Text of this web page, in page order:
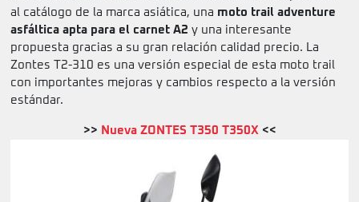
al catálogo de la marca asiática, una moto trail adventure
asfáltica apta para el carnet A2 y una interesante
propuesta gracias a su gran relación calidad precio. La
Zontes T2-310 es una versión especial de esta moto trail
con importantes mejoras y cambios respecto a la versión
estándar.
>> Nueva ZONTES T350 T350X<<